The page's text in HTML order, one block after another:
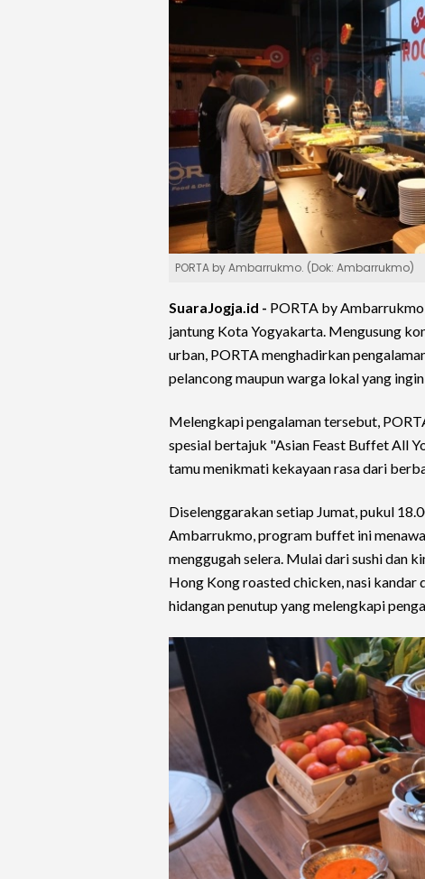
PORTA by Ambarrukmo. (Dok: Ambarrukmo)
SuaraJogja.id - PORTA by
jantung Kota Yogyakarta. Mengusung
urban, PORTA menghadirkan
pelancong maupun warga lokal yang
Melengkapi pengalaman tersebut,
spesial bertajuk "Asian Feast Buffet All
tamu menikmati kekayaan rasa dari
Diselenggarakan setiap Jumat, pukul
Ambarrukmo, program buffet ini
menggugah selera. Mulai dari sushi dan
Hong Kong roasted chicken, nasi kandar
hidangan penutup yang melengkapi